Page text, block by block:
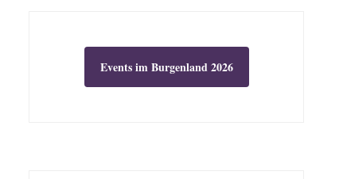
Events im Burgenland 2026